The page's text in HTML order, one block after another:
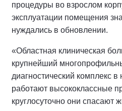
процедуры во взрослом
эксплуатации помещения
нуждались в обновлении.
«Областная клиническая
крупнейший
диагностический комплекс
работают высококлассные
круглосуточно они спасают